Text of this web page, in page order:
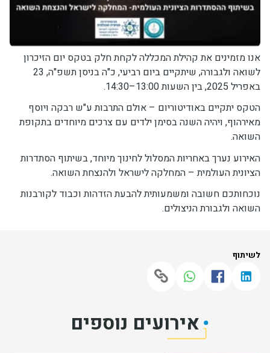
אנו מזמינים את קהילת המכללה לקחת חלק בטקס יום הזיכרון
לשואה ולגבורה, שיתקיים ביום רביעי, כ"ה בניסן תשפ"ה, 23
באפריל 2025, בין השעות 13:00–14:30.
הטקס יתקיים באודיטוריום – אולם התרבות ע"ש רבקה ויוסף
מאירהוף, ויהיה השנה בסימן ילדים עם צרכים מיוחדים בתקופת
השואה.
האירוע נערך באחריות המסלול לחינוך מיוחד, בשיתוף הסתדרות
הציונית העולמית – המחלקה לישראל ולהנצחת השואה.
נוכחותכם חשובה ומשמעותית להבעת הזדהות וכבוד לקורבנות
השואה ולגבורת הניצולים.
לשיתוף
אירועים נוספים